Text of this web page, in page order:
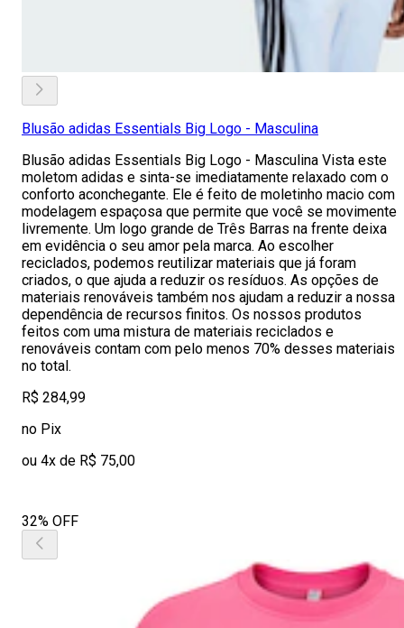
Blusão adidas Essentials Big Logo - Masculina
Blusão adidas Essentials Big Logo - Masculina Vista este
moletom adidas e sinta-se imediatamente relaxado com o
conforto aconchegante. Ele é feito de moletinho macio com
modelagem espaçosa que permite que você se movimente
livremente. Um logo grande de Três Barras na frente deixa
em evidência o seu amor pela marca. Ao escolher
reciclados, podemos reutilizar materiais que já foram
criados, o que ajuda a reduzir os resíduos. As opções de
materiais renováveis também nos ajudam a reduzir a nossa
dependência de recursos finitos. Os nossos produtos
feitos com uma mistura de materiais reciclados e
renováveis contam com pelo menos 70% desses materiais
no total.
R$ 284,99
no Pix
ou 4x de R$ 75,00
32% OFF